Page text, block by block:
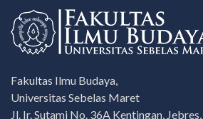
Fakultas Ilmu Budaya,
Universitas Sebelas Maret
Jl. Ir. Sutami No. 36A Kentingan, Jebres,